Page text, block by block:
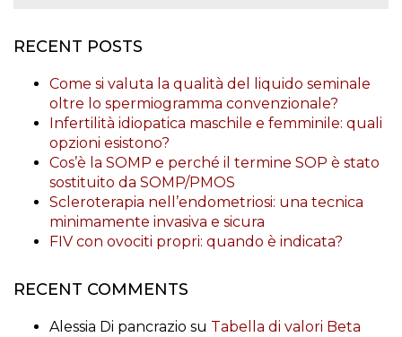
RECENT POSTS
Come si valuta la qualità del liquido seminale
oltre lo spermiogramma convenzionale?
Infertilità idiopatica maschile e femminile: quali
opzioni esistono?
Cos’è la SOMP e perché il termine SOP è stato
sostituito da SOMP/PMOS
Scleroterapia nell’endometriosi: una tecnica
minimamente invasiva e sicura
FIV con ovociti propri: quando è indicata?
RECENT COMMENTS
Alessia Di pancrazio su Tabella di valori Beta